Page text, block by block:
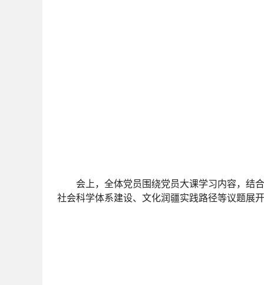
会上，全体党员围绕党员大课学习内容，结
社会科学体系建设、文化润疆实践路径等议题展开